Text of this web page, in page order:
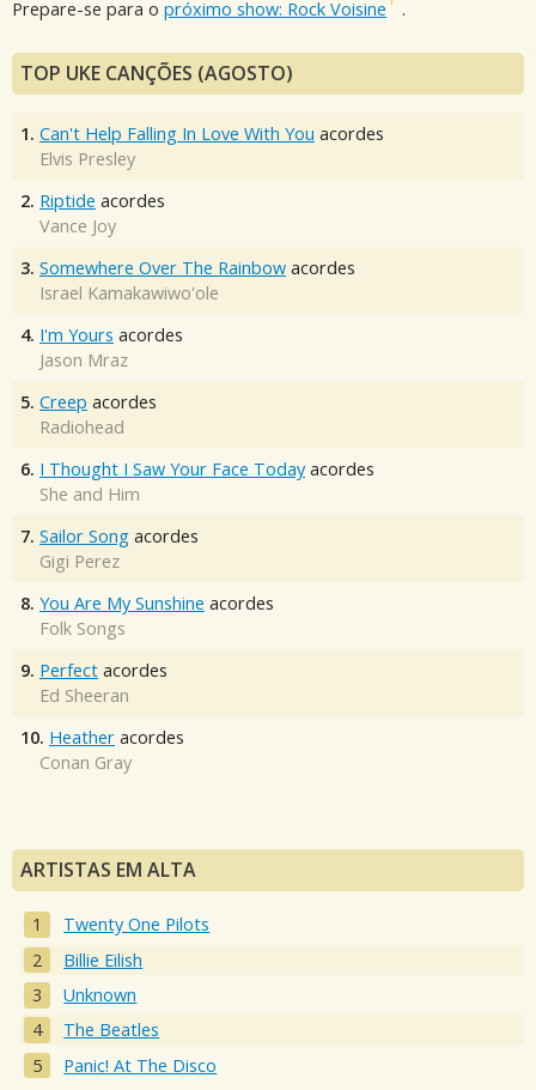
Prepare-se para o próximo show: Rock Voisine .
TOP UKE CANÇÕES (AGOSTO)
1. Can't Help Falling In Love With You acordes
Elvis Presley
2. Riptide acordes
Vance Joy
3. Somewhere Over The Rainbow acordes
Israel Kamakawiwo'ole
4. I'm Yours acordes
Jason Mraz
5. Creep acordes
Radiohead
6. I Thought I Saw Your Face Today acordes
She and Him
7. Sailor Song acordes
Gigi Perez
8. You Are My Sunshine acordes
Folk Songs
9. Perfect acordes
Ed Sheeran
10. Heather acordes
Conan Gray
ARTISTAS EM ALTA
Twenty One Pilots
Billie Eilish
Unknown
The Beatles
Panic! At The Disco